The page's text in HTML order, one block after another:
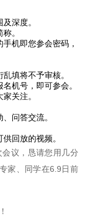
度。
。
机即您参会密码，
填将不予审核。
机号，即可参会。
。
答交流。
回放的视频。
议，恳请您用几分
、同学在6.9 日前